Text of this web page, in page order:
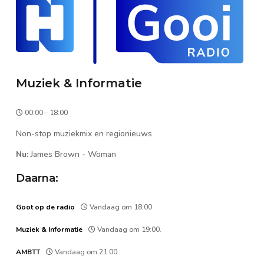
Muziek & Informatie
00:00 - 18:00
Non-stop muziekmix en regionieuws
Nu: James Brown - Woman
Daarna:
Goot op de radio Vandaag om 18:00.
Muziek & Informatie Vandaag om 19:00.
AMBTT Vandaag om 21:00.